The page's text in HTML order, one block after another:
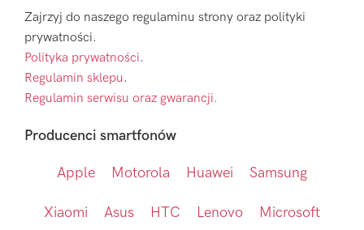
Zajrzyj do naszego regulaminu strony oraz polityki
prywatności.
Polityka prywatności.
Regulamin sklepu.
Regulamin serwisu oraz gwarancji.
Producenci smartfonów
Apple Motorola Huawei Samsung
Xiaomi Asus HTC Lenovo Microsoft